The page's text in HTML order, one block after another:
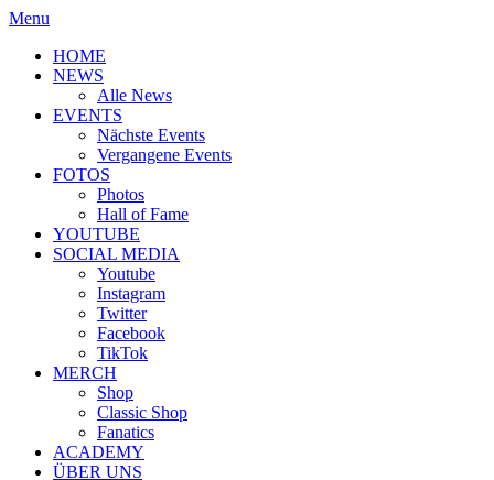
Menu
HOME
NEWS
Alle News
EVENTS
Nächste Events
Vergangene Events
FOTOS
Photos
Hall of Fame
YOUTUBE
SOCIAL MEDIA
Youtube
Instagram
Twitter
Facebook
TikTok
MERCH
Shop
Classic Shop
Fanatics
ACADEMY
ÜBER UNS